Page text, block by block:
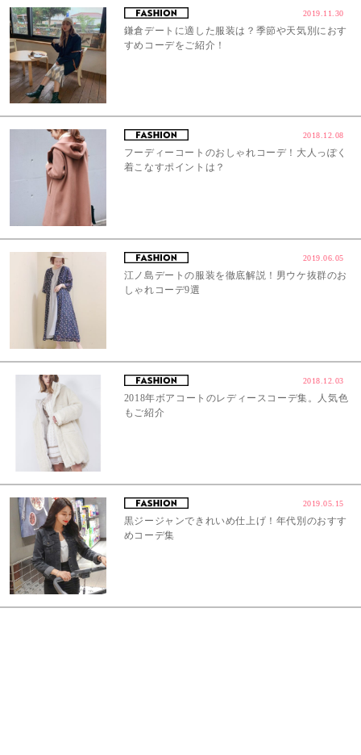
2019.11.30
鎌倉デートに適した服装は？季節や天気別におす
すめコーデをご紹介！
2018.12.08
フーディーコートのおしゃれコーデ！大人っぽく
着こなすポイントは？
2019.06.05
江ノ島デートの服装を徹底解説！男ウケ抜群のお
しゃれコーデ9選
2018.12.03
2018年ボアコートのレディースコーデ集。人気色
もご紹介
2019.05.15
黒ジージャンできれいめ仕上げ！年代別のおすす
めコーデ集